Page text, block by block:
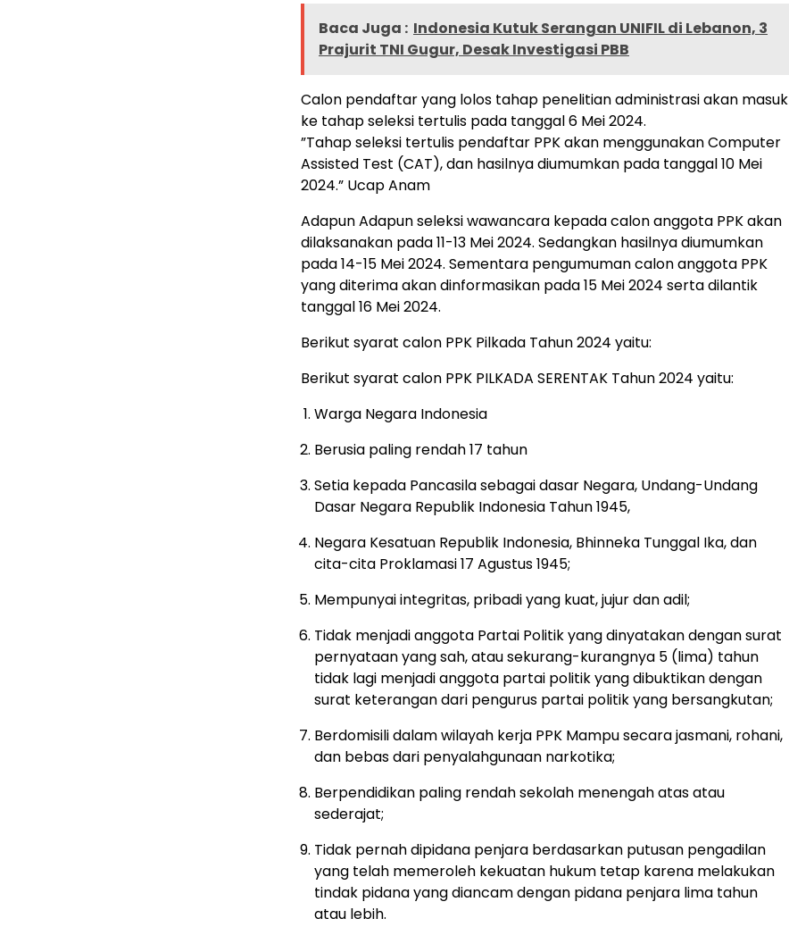
Baca Juga : Indonesia Kutuk Serangan UNIFIL di Lebanon, 3
Prajurit TNI Gugur, Desak Investigasi PBB
Calon pendaftar yang lolos tahap penelitian administrasi akan masuk
ke tahap seleksi tertulis pada tanggal 6 Mei 2024.
”Tahap seleksi tertulis pendaftar PPK akan menggunakan Computer
Assisted Test (CAT), dan hasilnya diumumkan pada tanggal 10 Mei
2024.” Ucap Anam
Adapun Adapun seleksi wawancara kepada calon anggota PPK akan
dilaksanakan pada 11-13 Mei 2024. Sedangkan hasilnya diumumkan
pada 14-15 Mei 2024. Sementara pengumuman calon anggota PPK
yang diterima akan dinformasikan pada 15 Mei 2024 serta dilantik
tanggal 16 Mei 2024.
Berikut syarat calon PPK Pilkada Tahun 2024 yaitu:
Berikut syarat calon PPK PILKADA SERENTAK Tahun 2024 yaitu:
Warga Negara Indonesia
Berusia paling rendah 17 tahun
Setia kepada Pancasila sebagai dasar Negara, Undang-Undang
Dasar Negara Republik Indonesia Tahun 1945,
Negara Kesatuan Republik Indonesia, Bhinneka Tunggal Ika, dan
cita-cita Proklamasi 17 Agustus 1945;
Mempunyai integritas, pribadi yang kuat, jujur dan adil;
Tidak menjadi anggota Partai Politik yang dinyatakan dengan surat
pernyataan yang sah, atau sekurang-kurangnya 5 (lima) tahun
tidak lagi menjadi anggota partai politik yang dibuktikan dengan
surat keterangan dari pengurus partai politik yang bersangkutan;
Berdomisili dalam wilayah kerja PPK Mampu secara jasmani, rohani,
dan bebas dari penyalahgunaan narkotika;
Berpendidikan paling rendah sekolah menengah atas atau
sederajat;
Tidak pernah dipidana penjara berdasarkan putusan pengadilan
yang telah memeroleh kekuatan hukum tetap karena melakukan
tindak pidana yang diancam dengan pidana penjara lima tahun
atau lebih.